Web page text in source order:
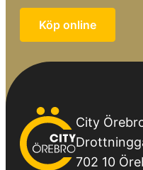
Köp online
City
Örebro
City
702 10